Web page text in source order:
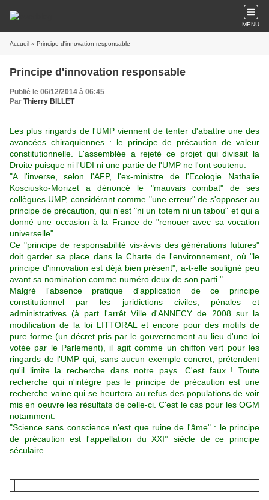
MENU
Accueil » Principe d'innovation responsable
Principe d'innovation responsable
Publié le 06/12/2014 à 06:45
Par Thierry BILLET
Les plus ringards de l'UMP viennent de tenter d'abattre une des
avancées chiraquiennes : le principe de précaution de valeur
constitutionnelle. L'assemblée a rejeté ce projet qui divisait la
Droite puisque ni l'UDI ni une partie de l'UMP ne l'ont soutenu.
"A l'inverse, selon l'AFP, l'ex-ministre de l'Ecologie Nathalie
Kosciusko-Morizet a dénoncé le "mauvais combat" de ses
collègues UMP, considérant comme "une erreur" de s'opposer au
principe de précaution, qui n'est "ni un totem ni un tabou" et qui a
donné une occasion à la France de "renouer avec sa vocation
universelle".
Ce "principe de responsabilité vis-à-vis des générations futures"
doit garder sa place dans la Charte de l'environnement, où "le
principe d'innovation est déjà bien présent", a-t-elle souligné peu
avant sa nomination comme numéro deux de son parti."
Malgré l'absence pratique d'application de ce principe
constitutionnel par les juridictions civiles, pénales et
administratives (à part l'arrêt Ville d'ANNECY de 2008 sur la
modification de la loi LITTORAL et encore pour des motifs de
pure forme (un décret pris par le gouvernement au lieu d'une loi
votée par le Parlement), il agit comme un chiffon vert pour les
ringards de l'UMP qui, sans aucun exemple concret, prétendent
qu'il limite la recherche dans notre pays. C'est faux !
Toute
recherche qui n'intégre pas le principe de précaution est une
recherche vaine qui se heurtera au refus des populations de voir
mis en oeuvre les résultats de celle-ci. C'est le cas pour les OGM
notamment.
"Science sans conscience n'est que ruine de l'âme": le principe
de précaution est l'appellation du XXI° siècle de ce principe
séculaire.